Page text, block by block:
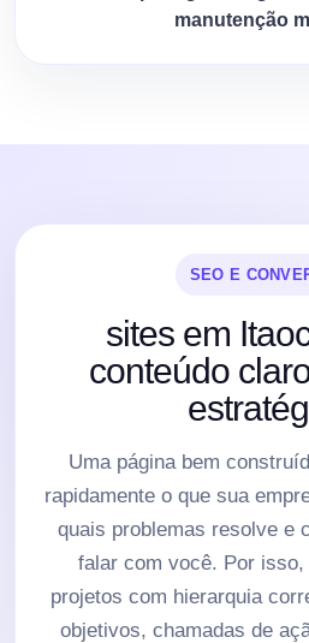
manutenção
SEO E
sites em
conteúdo
Uma página bem
rapidamente o que sua
quais problemas resolve e
falar com você. Por
projetos com hierarquia
objetivos, chamadas de